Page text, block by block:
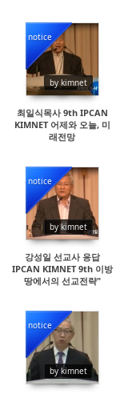
notice
by kimnet
15141
최일식목사 9th IPCAN
KIMNET 어제와 오늘, 미
래전망
notice
by kimnet
16316
강성일 선교사 응답
IPCAN KIMNET 9th 이방
땅에서의 선교전략"
notice
by kimnet
15180